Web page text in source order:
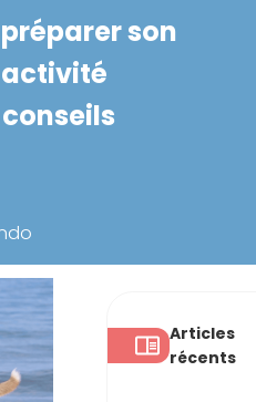
son
activité
Articles
récents